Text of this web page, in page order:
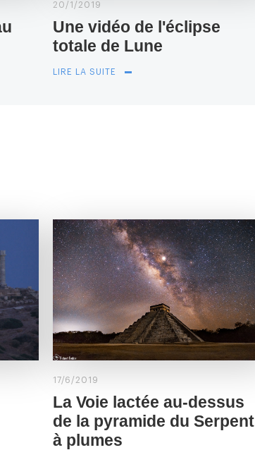
20/1/2019
Une vidéo de l'éclipse
totale de Lune
LIRE LA SUITE
17/6/2019
La Voie lactée au-dessus
de la pyramide du Serpent
à plumes